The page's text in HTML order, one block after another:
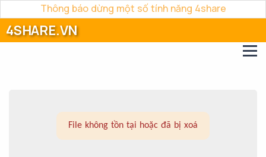
Thông báo dừng một số tính năng 4share
4SHARE.VN
File không tồn tại hoặc đã bị xoá